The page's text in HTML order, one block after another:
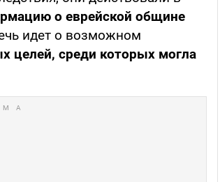
о еврейской общине
идет о возможном
целей, среди которых могла